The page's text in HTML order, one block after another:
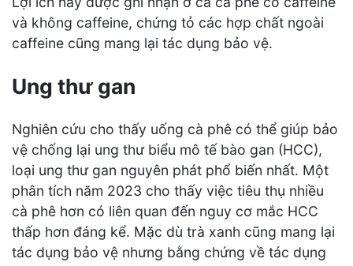
và không caffeine, chứng tỏ các hợp chất ngoài
caffeine cũng mang lại tác dụng bảo vệ.
Ung thư gan
Nghiên cứu cho thấy uống cà phê có thể giúp bảo
vệ chống lại ung thư biểu mô tế bào gan (HCC),
loại ung thư gan nguyên phát phổ biến nhất. Một
phân tích năm 2023 cho thấy việc tiêu thụ nhiều
cà phê hơn có liên quan đến nguy cơ mắc HCC
thấp hơn đáng kể. Mặc dù trà xanh cũng mang lại
tác dụng bảo vệ nhưng bằng chứng về tác dụng